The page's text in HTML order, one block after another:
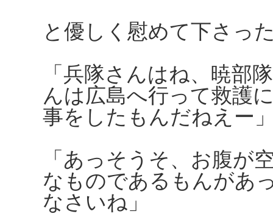
と優しく慰めて下さっ
「兵隊さんはね、暁部
んは広島へ行って救護
事をしたもんだねえー
「あっそうそ、お腹が
なものであるもんがあ
なさいね」